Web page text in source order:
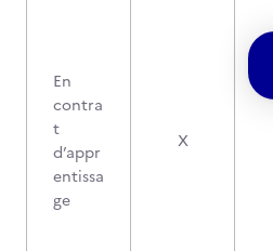
En
contra
t
d’appr
entissa
ge
X